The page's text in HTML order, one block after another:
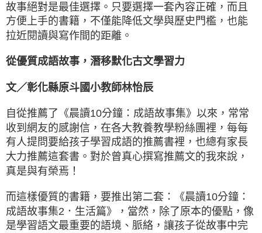
故事絕對是最佳選擇。只要選擇一套內容正確，而且
方便上手的書籍，不僅能降低文學與歷史門檻，也能
拉近閱讀與寫作間的距離。
從優質成語故事，潛移默化古文學習力
文／彰化縣原斗國小教師林怡辰
自從推薦了《晨讀10分鐘：成語故事集》以來，常常
收到網友的感謝信，在各大教養教學粉絲團裡，每每
有人提問要給孩子學習成語的推薦書裡，也總有家長
大力推薦這套書。對於曾真心撰寫推薦文的我來說，
真是與有榮焉！
而這樣優質的書籍，要推出第二套：《晨讀10分鐘：
成語故事集2．生活篇》，當然，除了原本的優點，像
是學習語文最重要的語境、脈絡，讓孩子從故事中完